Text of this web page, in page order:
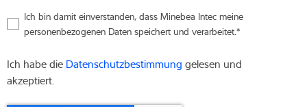
Ich bin damit einverstanden, dass Minebea Intec meine
personenbezogenen Daten speichert und verarbeitet.*
Ich habe die Datenschutzbestimmung gelesen und
akzeptiert.